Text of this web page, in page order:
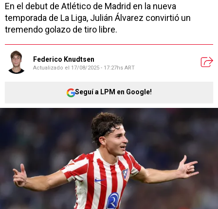
En el debut de Atlético de Madrid en la nueva
temporada de La Liga, Julián Álvarez convirtió un
tremendo golazo de tiro libre.
Federico Knudtsen
Actualizado el 17/08/2025 - 17:27hs ART
Seguí a LPM en Google!